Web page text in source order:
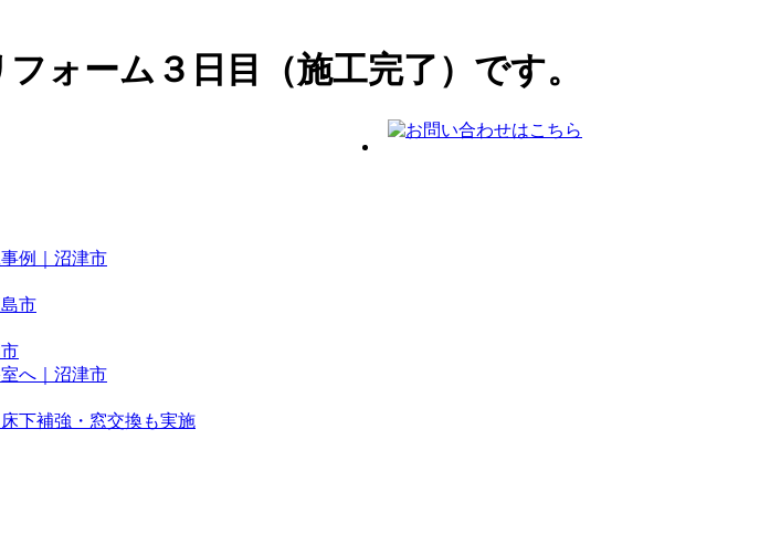
ォーム３日目（施工完了）です。
例｜沼津市
市
へ｜沼津市
下補強・窓交換も実施